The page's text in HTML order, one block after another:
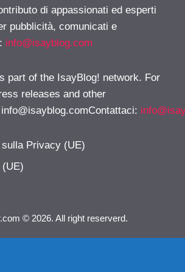
di appassionati ed esperti
pubblicità, comunicati e
info@isayblog.com
part of the IsayBlog! network. For
releases and other
info@isayblog.comContattaci:
Privacy (UE)
© 2026. All right reserverd.